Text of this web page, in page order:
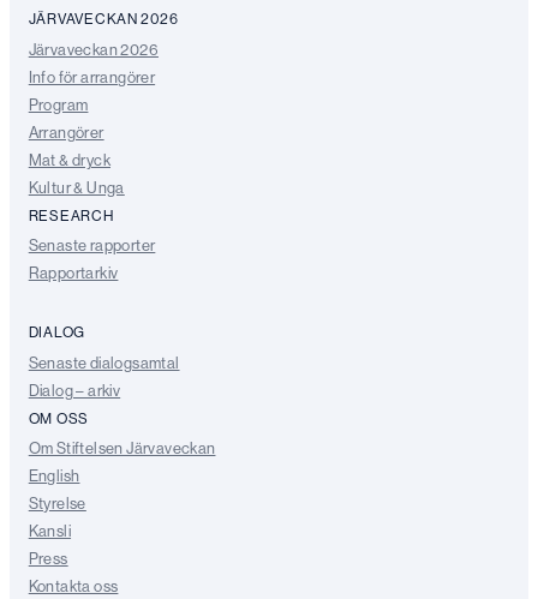
JÄRVAVECKAN 2026
Järvaveckan 2026
Info för arrangörer
Program
Arrangörer
Mat & dryck
Kultur & Unga
RESEARCH
Senaste rapporter
Rapportarkiv
DIALOG
Senaste dialogsamtal
Dialog – arkiv
OM OSS
Om Stiftelsen Järvaveckan
English
Styrelse
Kansli
Press
Kontakta oss